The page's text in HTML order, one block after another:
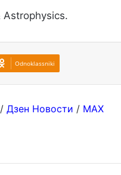
Odnoklassniki
/ Дзен Новости / MAX